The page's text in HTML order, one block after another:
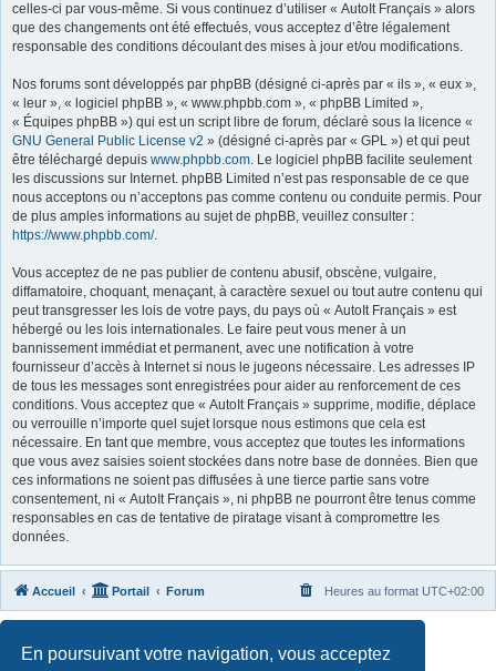
En poursuivant votre navigation, vous acceptez
celles-ci par vous-même. Si vous continuez d’utiliser « AutoIt Français » alors
que des changements ont été effectués, vous acceptez d’être légalement
responsable des conditions découlant des mises à jour et/ou modifications.
Nos forums sont développés par phpBB (désigné ci-après par « ils », « eux »,
« leur », « logiciel phpBB », « www.phpbb.com », « phpBB Limited »,
« Équipes phpBB ») qui est un script libre de forum, déclaré sous la licence «
GNU General Public License v2 » (désigné ci-après par « GPL ») et qui peut
être téléchargé depuis www.phpbb.com. Le logiciel phpBB facilite seulement
les discussions sur Internet. phpBB Limited n’est pas responsable de ce que
nous acceptons ou n’acceptons pas comme contenu ou conduite permis. Pour
de plus amples informations au sujet de phpBB, veuillez consulter :
https://www.phpbb.com/.
Vous acceptez de ne pas publier de contenu abusif, obscène, vulgaire,
diffamatoire, choquant, menaçant, à caractère sexuel ou tout autre contenu qui
peut transgresser les lois de votre pays, du pays où « AutoIt Français » est
hébergé ou les lois internationales. Le faire peut vous mener à un
bannissement immédiat et permanent, avec une notification à votre
fournisseur d’accès à Internet si nous le jugeons nécessaire. Les adresses IP
de tous les messages sont enregistrées pour aider au renforcement de ces
conditions. Vous acceptez que « AutoIt Français » supprime, modifie, déplace
ou verrouille n’importe quel sujet lorsque nous estimons que cela est
nécessaire. En tant que membre, vous acceptez que toutes les informations
que vous avez saisies soient stockées dans notre base de données. Bien que
ces informations ne soient pas diffusées à une tierce partie sans votre
consentement, ni « AutoIt Français », ni phpBB ne pourront être tenus comme
responsables en cas de tentative de piratage visant à compromettre les
données.
Accueil Portail Forum Heures au format UTC+02:00
Traduit parphpBB-fr.com